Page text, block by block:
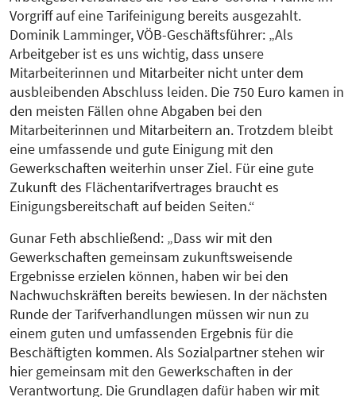
Vorgriff auf eine Tarifeinigung bereits ausgezahlt.
Dominik Lamminger, VÖB-Geschäftsführer: „Als
Arbeitgeber ist es uns wichtig, dass unsere
Mitarbeiterinnen und Mitarbeiter nicht unter dem
ausbleibenden Abschluss leiden. Die 750 Euro kamen in
den meisten Fällen ohne Abgaben bei den
Mitarbeiterinnen und Mitarbeitern an. Trotzdem bleibt
eine umfassende und gute Einigung mit den
Gewerkschaften weiterhin unser Ziel. Für eine gute
Zukunft des Flächentarifvertrages braucht es
Einigungsbereitschaft auf beiden Seiten.“
Gunar Feth abschließend: „Dass wir mit den
Gewerkschaften gemeinsam zukunftsweisende
Ergebnisse erzielen können, haben wir bei den
Nachwuchskräften bereits bewiesen. In der nächsten
Runde der Tarifverhandlungen müssen wir nun zu
einem guten und umfassenden Ergebnis für die
Beschäftigten kommen. Als Sozialpartner stehen wir
hier gemeinsam mit den Gewerkschaften in der
Verantwortung. Die Grundlagen dafür haben wir mit